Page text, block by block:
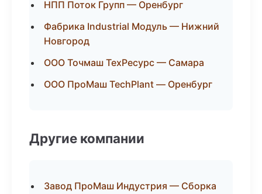
НПП Поток Групп — Оренбург
Фабрика Industrial Модуль — Нижний
Новгород
ООО Точмаш ТехРесурс — Самара
ООО ПроМаш TechPlant — Оренбург
Другие компании
Завод ПроМаш Индустрия — Сборка